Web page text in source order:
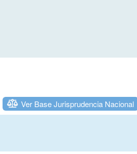
Ver Base Jurisprudencia Nacional